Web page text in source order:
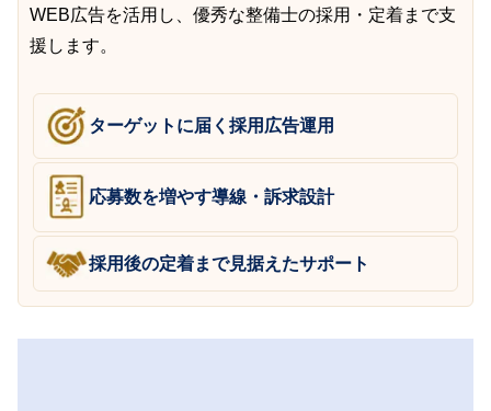
WEB広告を活用し、優秀な整備士の採用・定着まで支
援します。
ターゲットに届く採用広告運用
応募数を増やす導線・訴求設計
採用後の定着まで見据えたサポート